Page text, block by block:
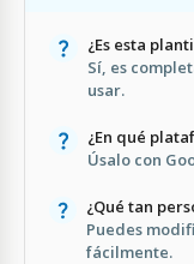
¿Es esta
Sí, es
usar.
¿En qué
Úsalo con
¿Qué tan
Puedes
fácilmente.